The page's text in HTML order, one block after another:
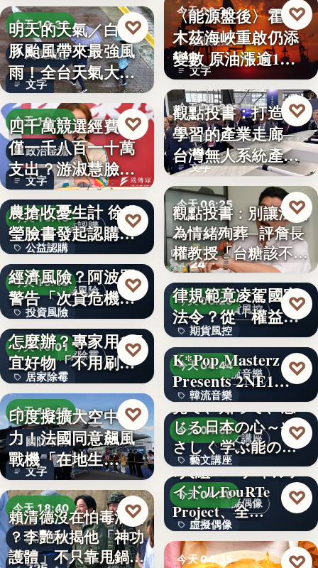
今天 19:38
颱風動態
文字
明天的天氣／白海
豚颱風帶來最強風
雨！全台天氣大轉
變「豪雨…
♡
今天 19:17
政治金流
文字
四千萬競選經費，
僅一千八百一十萬
支出？游淑慧臉書
追問鄭：…
♡
公益認購
今天 19:15
公益認購
文字
颱風來襲 五峰鄉果
農搶收憂生計 徐欣
瑩臉書發起認購水
梨行…
♡
投資風險
今天 19:10
投資風險
文字
AI投資恐成下一個
經濟風險？阿波羅
警告「次貸危機
式」逆轉…
♡
居家除霉
今天 19:01
居家除霉
文字
牆壁反覆潮濕發霉
怎麼辦？專家用1便
宜好物「不用刷清
除陳年…
♡
今天 18:45
國防軍購
文字
印度擬擴大空中戰
力！法國同意飆風
戰機「在地生
產」，機隊規…
♡
今天 18:40
政治評論
賴清德沒在怕毒油案
？李艷秋揭他「神功
護體」不只靠甩鍋盧
♡
今天 06:30
能源財經
文字
〈能源盤後〉霍爾
木茲海峽重啟仍添
變數 原油漲逾1%
但周…
♡
今天 06:30
產業戰略
文字
觀點投書：打造會
學習的產業走廊─
台灣無人系統產業
需要的是…
♡
今天 06:25
食安法治
24
觀點投書：別讓法治
為情緒殉葬─評詹長
權教授「台糖該不該
通…
♡
期貨風控
今天 06:20
期貨風控
文字
觀點投書：公會自
律規範竟凌駕國家
法令？從「權益
數」定義看…
♡
韓流音樂
今天 04:44
韓流音樂
文字
K*Pop Masterz
Presents 2NE1…
♡
藝文講座
今天 04:39
藝文講座
1,000円
見て、知って、感
じる日本の心～や
さしく学ぶ能の世
界へ
♡
虛擬偶像
今天 04:36
虛擬偶像
10
7人組バーチャルア
イドルFouRTe
Project、全…
♡
今天 04:35 ♡